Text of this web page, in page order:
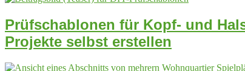
Prüfschablonen für Kopf- und
Projekte selbst erstellen